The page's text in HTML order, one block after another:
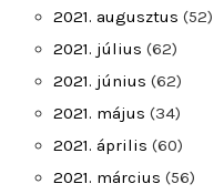
2021. augusztus (52)
2021. július (62)
2021. június (62)
2021. május (34)
2021. április (60)
2021. március (56)